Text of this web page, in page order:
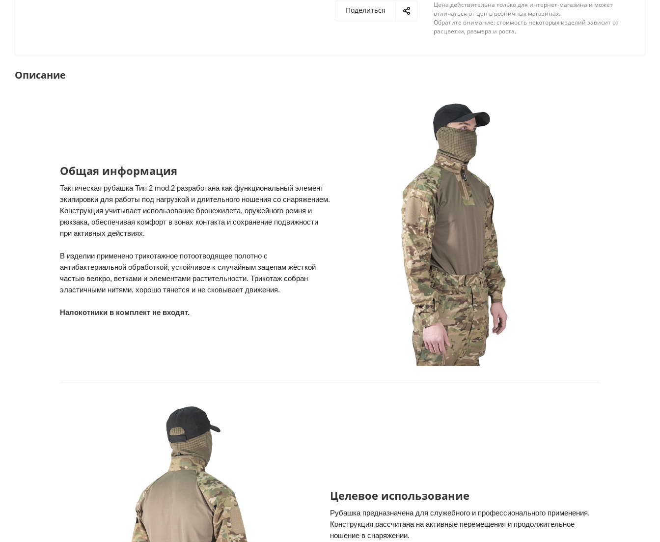
Поделиться
Цена действительна только для интернет-магазина и может
отличаться от цен в розничных магазинах.
Обратите внимание: стоимость некоторых изделий зависит от
расцветки, размера и роста.
Описание
Общая информация
Тактическая рубашка Тип 2 mod.2 разработана как функциональный элемент
экипировки для работы под нагрузкой и длительного ношения со снаряжением.
Конструкция учитывает использование бронежилета, оружейного ремня и
рюкзака, обеспечивая комфорт в зонах контакта и сохранение подвижности
при активных действиях.
В изделии применено трикотажное потоотводящее полотно с
антибактериальной обработкой, устойчивое к случайным зацепам жёсткой
частью велкро, ветками и элементами растительности. Трикотаж собран
эластичными нитями, хорошо тянется и не сковывает движения.
Налокотники в комплект не входят.
Целевое использование
Рубашка предназначена для служебного и профессионального применения.
Конструкция рассчитана на активные перемещения и продолжительное
ношение в снаряжении.